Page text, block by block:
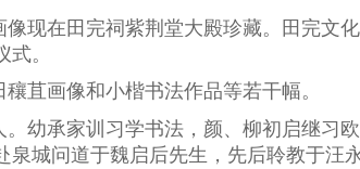
现在田完祠紫荆堂大殿珍藏。田完文化
。
苴画像和小楷书法作品等若干幅。
幼承家训习学书法，颜、柳初启继习欧
城问道于魏启后先生，先后聆教于汪